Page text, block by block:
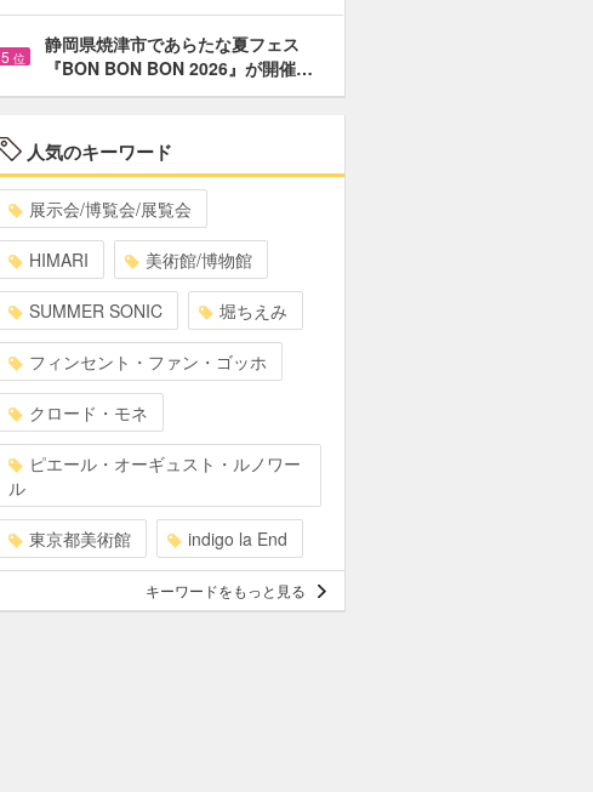
5 位
静岡県焼津市であらたな夏フェス
『BON BON BON 2026』が開催…
人気のキーワード
展示会/博覧会/展覧会
HIMARI 美術館/博物館
SUMMER SONIC 堀ちえみ
フィンセント・ファン・ゴッホ
クロード・モネ
ピエール・オーギュスト・ルノワー
ル
東京都美術館 indigo la End
キーワードをもっと見る